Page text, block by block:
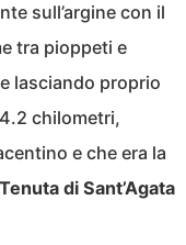
sull’argine con il
tra pioppeti e
lasciando proprio
chilometri,
e che era la
Tenuta di Sant’Agata